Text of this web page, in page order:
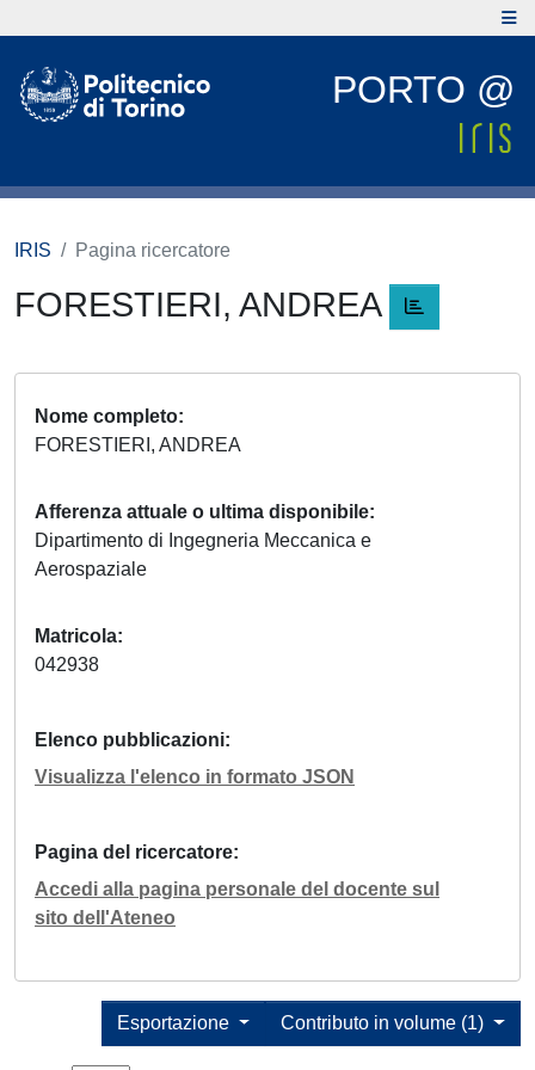
PORTO @
IRIS Pagina ricercatore
FORESTIERI, ANDREA
Nome completo
FORESTIERI, ANDREA
Afferenza attuale o ultima disponibile
Dipartimento di Ingegneria Meccanica e
Aerospaziale
Matricola
042938
Elenco pubblicazioni
Visualizza l'elenco in formato JSON
Pagina del ricercatore
Accedi alla pagina personale del docente sul
sito dell'Ateneo
Contributo in volume (1)
Esportazione